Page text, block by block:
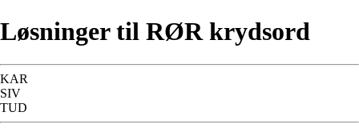
Løsninger til RØR krydsord
KAR
SIV
TUD